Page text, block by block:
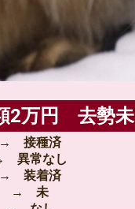
2万円 去勢未
接種済
常なし
装着済
未